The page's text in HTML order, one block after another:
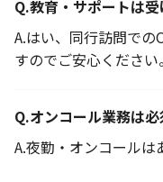
Q.教育・サポートは
A.はい、同行訪問での
すのでご安心ください。
Q.オンコール業務は必
A.夜勤・オンコールは